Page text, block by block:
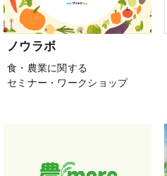
ノウラボ
食・農業に関する
セミナー・ワークショップ